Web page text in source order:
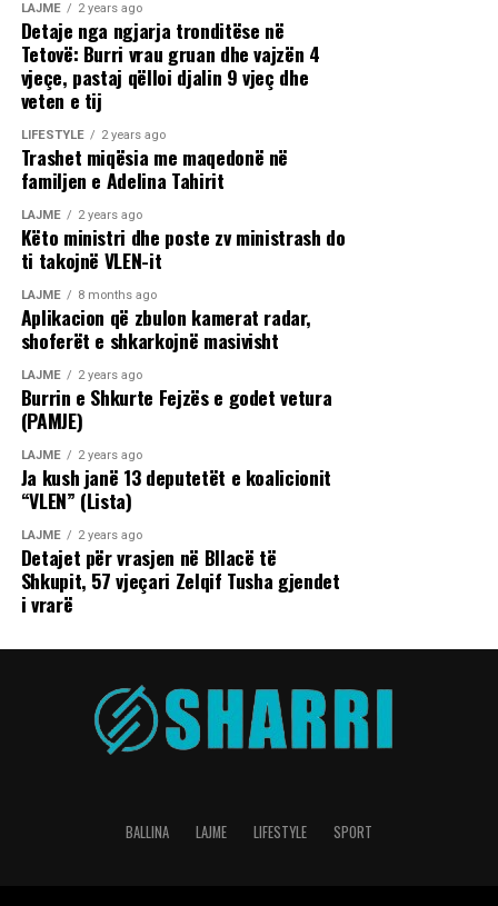
LAJME 2 years ago
Detaje nga ngjarja tronditëse në
Tetovë: Burri vrau gruan dhe vajzën 4
vjeçe, pastaj qëlloi djalin 9 vjeç dhe
veten e tij
LIFESTYLE 2 years ago
Trashet miqësia me maqedonë në
familjen e Adelina Tahirit
LAJME 2 years ago
Këto ministri dhe poste zv ministrash do
ti takojnë VLEN-it
LAJME 8 months ago
Aplikacion që zbulon kamerat radar,
shoferët e shkarkojnë masivisht
LAJME 2 years ago
Burrin e Shkurte Fejzës e godet vetura
(PAMJE)
LAJME 2 years ago
Ja kush janë 13 deputetët e koalicionit
“VLEN” (Lista)
LAJME 2 years ago
Detajet për vrasjen në Bllacë të
Shkupit, 57 vjeçari Zelqif Tusha gjendet
i vrarë
BALLINA LAJME LIFESTYLE SPORT